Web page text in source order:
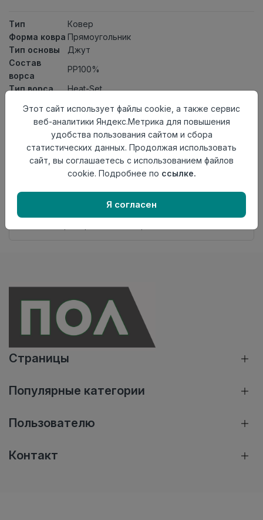
Тип
Ковер
Форма ковра Прямоугольник
Тип основы
Джут
Состав
ворса
PP100%
Тип ворса
Heat-Set
Длина
2,3
Ширина
1,5
происхождения
Турция
Нет в наличии
Внимание! Внешний вид товара может отличаться от
представленного на настоящем сайте. Проверяйте
Страницы
Популярные категории
Пользователю
Контакт
Этот сайт использует файлы cookie, а также сервис
веб-аналитики Яндекс.Метрика для повышения
удобства пользования сайтом и сбора
статистических данных. Продолжая использовать
сайт, вы соглашаетесь с использованием файлов
cookie. Подробнее по ссылке.
Я согласен